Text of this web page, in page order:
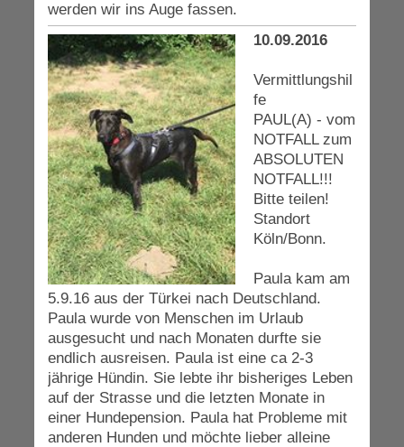
werden wir ins Auge fassen.
10.09.2016
Vermittlungshil
fe
PAUL(A) - vom
NOTFALL zum
ABSOLUTEN
NOTFALL!!!
Bitte teilen!
Standort
Köln/Bonn.
Paula kam am
5.9.16 aus der Türkei nach Deutschland.
Paula wurde von Menschen im Urlaub
ausgesucht und nach Monaten durfte sie
endlich ausreisen. Paula ist eine ca 2-3
jährige Hündin. Sie lebte ihr bisheriges Leben
auf der Strasse und die letzten Monate in
einer Hundepension. Paula hat Probleme mit
anderen Hunden und möchte lieber alleine